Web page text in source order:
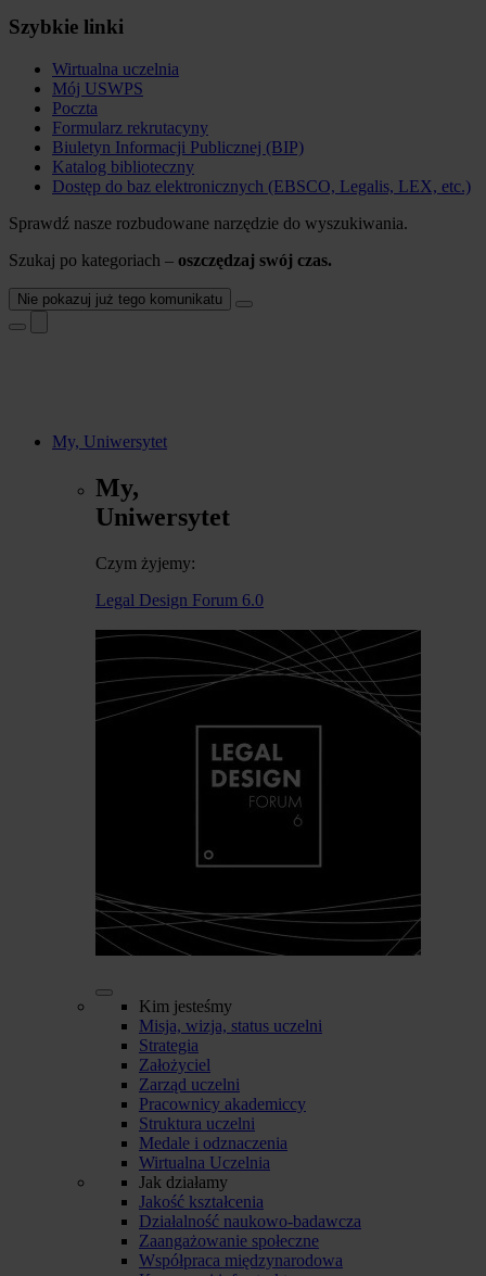
Szybkie linki
Wirtualna uczelnia
Mój USWPS
Poczta
Formularz rekrutacyny
Biuletyn Informacji Publicznej (BIP)
Katalog biblioteczny
Dostęp do baz elektronicznych (EBSCO, Legalis, LEX, etc.)
Sprawdź nasze rozbudowane narzędzie do wyszukiwania.
Szukaj po kategoriach – oszczędzaj swój czas.
Nie pokazuj już tego komunikatu
My, Uniwersytet
My,
Uniwersytet
Czym żyjemy:
Legal Design Forum 6.0
Kim jesteśmy
Misja, wizja, status uczelni
Strategia
Założyciel
Zarząd uczelni
Pracownicy akademiccy
Struktura uczelni
Medale i odznaczenia
Wirtualna Uczelnia
Jak działamy
Jakość kształcenia
Działalność naukowo-badawcza
Zaangażowanie społeczne
Współpraca międzynarodowa